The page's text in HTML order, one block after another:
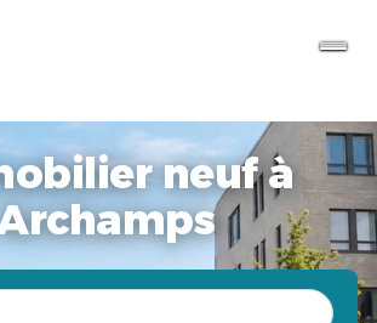
neuf à